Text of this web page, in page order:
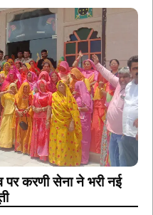
पर करणी सेना ने भरी नई